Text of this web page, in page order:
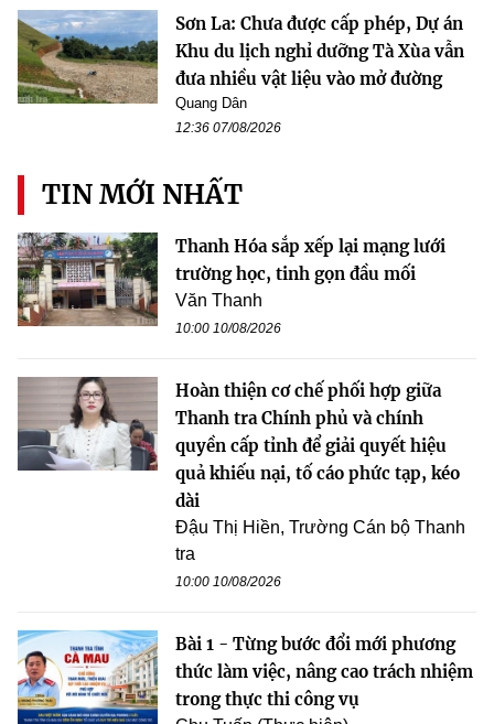
Sơn La: Chưa được cấp phép, Dự án
Khu du lịch nghỉ dưỡng Tà Xùa vẫn
đưa nhiều vật liệu vào mở đường
Quang Dân
12:36 07/08/2026
TIN MỚI NHẤT
Thanh Hóa sắp xếp lại mạng lưới
trường học, tinh gọn đầu mối
Văn Thanh
10:00 10/08/2026
Hoàn thiện cơ chế phối hợp giữa
Thanh tra Chính phủ và chính
quyền cấp tỉnh để giải quyết hiệu
quả khiếu nại, tố cáo phức tạp, kéo
dài
Đậu Thị Hiền, Trường Cán bộ Thanh
tra
10:00 10/08/2026
Bài 1 - Từng bước đổi mới phương
thức làm việc, nâng cao trách nhiệm
trong thực thi công vụ